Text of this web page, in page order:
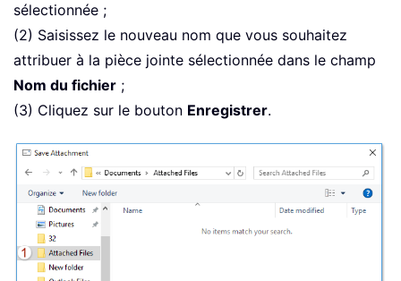
sélectionnée ;
(2) Saisissez le nouveau nom que vous souhaitez
attribuer à la pièce jointe sélectionnée dans le champ
Nom du fichier ;
(3) Cliquez sur le bouton Enregistrer.